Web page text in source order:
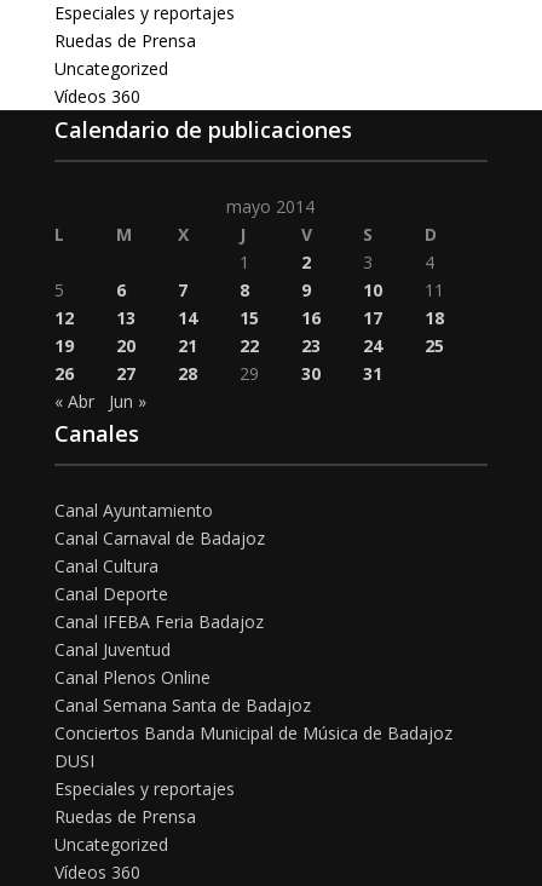
Especiales y reportajes
Ruedas de Prensa
Uncategorized
Vídeos 360
Calendario de publicaciones
mayo 2014
L
M X J V S
D
1
2 3
4
5
6 7 8 9 10
11
12
13 14 15 16 17
18
19
20 21 22 23 24
25
26
27 28 29 30
31
« Abr
Jun »
Canales
Canal Ayuntamiento
Canal Carnaval de Badajoz
Canal Cultura
Canal Deporte
Canal IFEBA Feria Badajoz
Canal Juventud
Canal Plenos Online
Canal Semana Santa de Badajoz
Conciertos Banda Municipal de Música de Badajoz
DUSI
Especiales y reportajes
Ruedas de Prensa
Uncategorized
Vídeos 360